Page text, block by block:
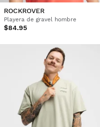
ROCKROVER
Playera de gravel hombre
$84.95